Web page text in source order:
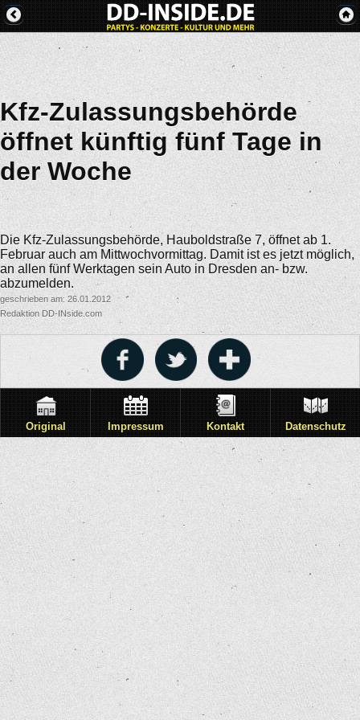
Kfz-Zulassungsbehörde
öffnet künftig fünf Tage in
der Woche
Die Kfz-Zulassungsbehörde, Hauboldstraße 7, öffnet ab 1.
Februar auch am Mittwochvormittag. Damit ist es jetzt möglich,
an allen fünf Werktagen sein Auto in Dresden an- bzw.
abzumelden.
geschrieben am: 26.01.2012
Redaktion DD-INside.com
Original Impressum Kontakt Datenschutz